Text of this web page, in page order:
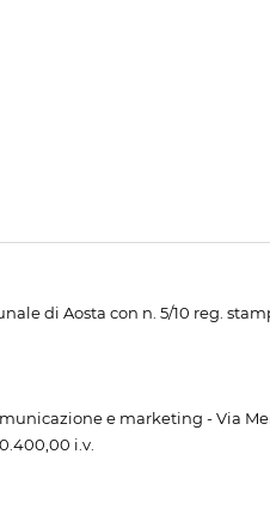
di Aosta con n. 5/10 reg.
e marketing - Via
i.v.